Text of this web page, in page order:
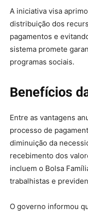
A iniciativa visa
distribuição dos
pagamentos e
sistema promete
programas sociais.
Benefícios
Entre as vantagens
processo de
diminuição da
recebimento dos
incluem o Bolsa
trabalhistas e
O governo informou